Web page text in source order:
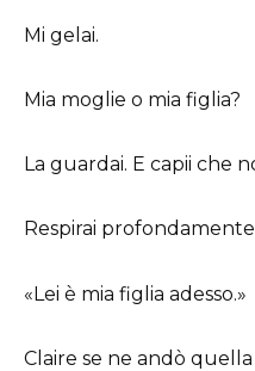
Mi gelai.
Mia moglie o mia figlia?
La guardai. E capii che
Respirai
«Lei è mia figlia adesso.»
Claire se ne andò